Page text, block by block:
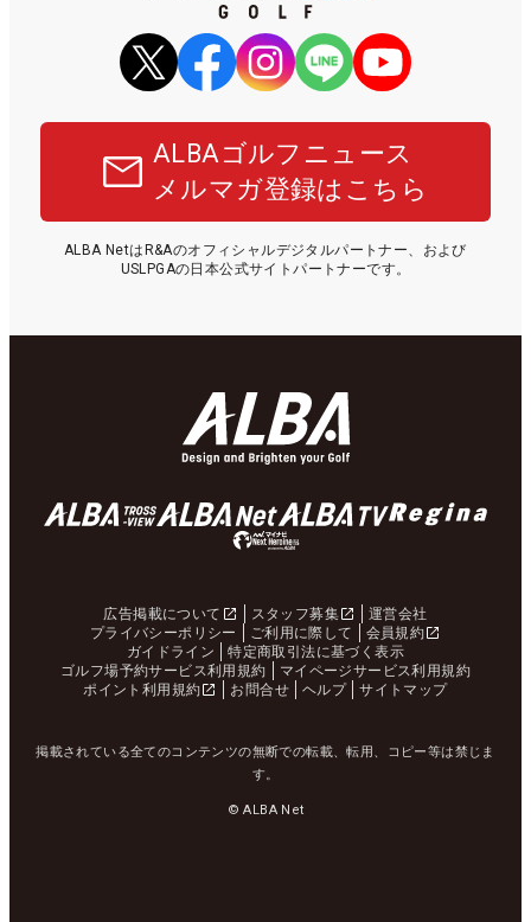
ALBAゴルフニュース
メルマガ登録はこちら
ALBA NetはR&Aのオフィシャルデジタルパートナー、および
USLPGAの日本公式サイトパートナーです。
広告掲載について スタッフ募集
運営会社
プライバシーポリシー
ご利用に際して
会員規約
ガイドライン
特定商取引法に基づく表示
ゴルフ場予約サービス利用規約
マイページサービス利用規約
ポイント利用規約
お問合せ ヘルプ サイトマップ
掲載されている全てのコンテンツの無断での転載、転用、コピー等は禁じま
す。
© ALBA Net